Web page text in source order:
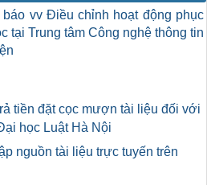
báo vv Điều chỉnh hoạt động phục
tại Trung tâm Công nghệ thông tin
tiền đặt cọc mượn tài liệu đối với
học Luật Hà Nội
nguồn tài liệu trực tuyến trên